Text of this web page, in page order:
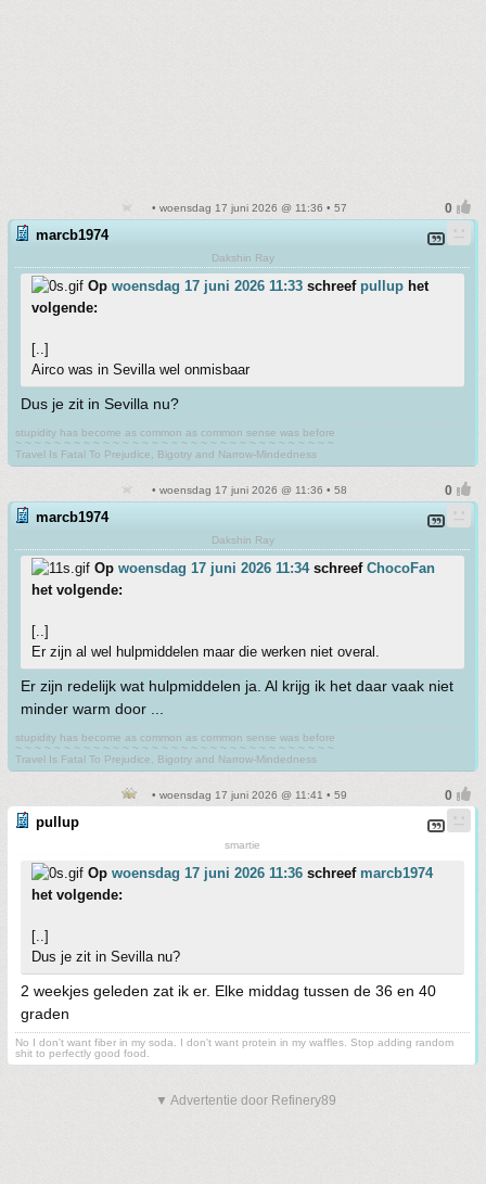
• woensdag 17 juni 2026 @ 11:36 • 57
marcb1974
Dakshin Ray
Op woensdag 17 juni 2026 11:33 schreef pullup het
volgende:
[..]
Airco was in Sevilla wel onmisbaar
Dus je zit in Sevilla nu?
stupidity has become as common as common sense was before
~ ~ ~ ~ ~ ~ ~ ~ ~ ~ ~ ~ ~ ~ ~ ~ ~ ~ ~ ~ ~ ~ ~ ~ ~ ~ ~ ~ ~ ~ ~ ~ ~
Travel Is Fatal To Prejudice, Bigotry and Narrow-Mindedness
• woensdag 17 juni 2026 @ 11:36 • 58
marcb1974
Dakshin Ray
Op woensdag 17 juni 2026 11:34schreef ChocoFan
het volgende:
[..]
Er zijn al wel hulpmiddelen maar die werken niet overal.
Er zijn redelijk wat hulpmiddelen ja. Al krijg ik het daar vaak niet
minder warm door ...
stupidity has become as common as common sense was before
~ ~ ~ ~ ~ ~ ~ ~ ~ ~ ~ ~ ~ ~ ~ ~ ~ ~ ~ ~ ~ ~ ~ ~ ~ ~ ~ ~ ~ ~ ~ ~ ~
Travel Is Fatal To Prejudice, Bigotry and Narrow-Mindedness
• woensdag 17 juni 2026 @ 11:41 • 59
pullup
smartie
Op woensdag 17 juni 2026 11:36 schreef marcb1974
het volgende:
[..]
Dus je zit in Sevilla nu?
2 weekjes geleden zat ik er. Elke middag tussen de 36 en 40
graden
No I don't want fiber in my soda. I don't want protein in my waffles. Stop adding random
shit to perfectly good food.
▼ Advertentie door Refinery89